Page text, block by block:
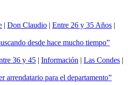
| Don Claudio | Entre 26 y 35 Años |
36 y 45 | Información | Las Condes |